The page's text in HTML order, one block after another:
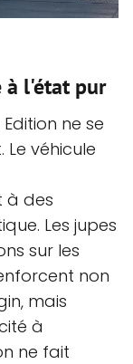
à l'état pur
ne se
véhicule
à des
Les jupes
sur les
non
mais
à
ne fait